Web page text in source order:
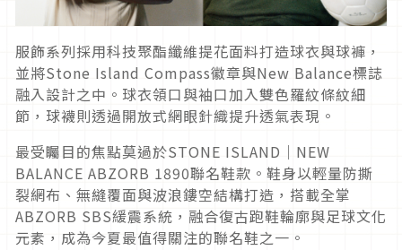
服飾系列採用科技聚酯纖維提花面料打造球衣與球褲，
並將Stone Island Compass徽章與New Balance標誌
融入設計之中。球衣領口與袖口加入雙色羅紋條紋細
節，球襪則透過開放式網眼針織提升透氣表現。
最受矚目的焦點莫過於STONE ISLAND｜NEW
BALANCE ABZORB 1890聯名鞋款。鞋身以輕量防撕
裂網布、無縫覆面與波浪鏤空結構打造，搭載全掌
ABZORB SBS緩震系統，融合復古跑鞋輪廓與足球文化
元素，成為今夏最值得關注的聯名鞋之一。